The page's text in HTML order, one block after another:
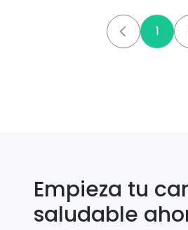
1
Empieza tu
saludable